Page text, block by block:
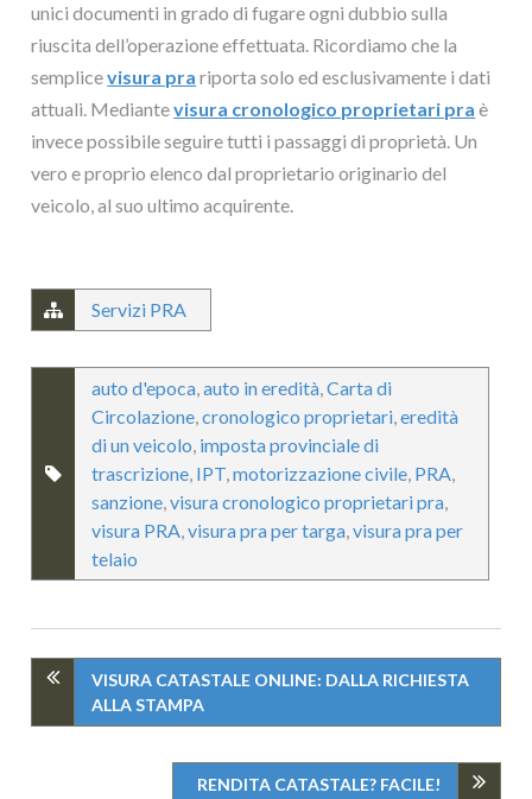
unici documenti in grado di fugare ogni dubbio sulla
riuscita dell’operazione effettuata. Ricordiamo che la
semplicevisura pra riporta solo ed esclusivamente i dati
attuali. Mediantevisura cronologico proprietari pra è
invece possibile seguire tutti i passaggi di proprietà. Un
vero e proprio elenco dal proprietario originario del
veicolo, al suo ultimo acquirente.
Servizi PRA
auto d'epoca ,auto in eredità ,Carta di
Circolazione ,cronologico proprietari ,eredità
di un veicolo imposta provinciale di
trascrizione IPT ,motorizzazione civile PRA
sanzione ,visura cronologico proprietari pra
visura PRA ,visura pra per targa ,visura pra per
telaio
VISURA CATASTALE ONLINE: DALLA RICHIESTA
ALLA STAMPA
RENDITA CATASTALE? FACILE!